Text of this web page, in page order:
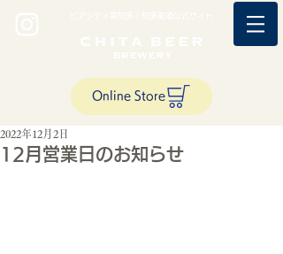
Online Store
12月営業日のお知らせ
2022年12月2日